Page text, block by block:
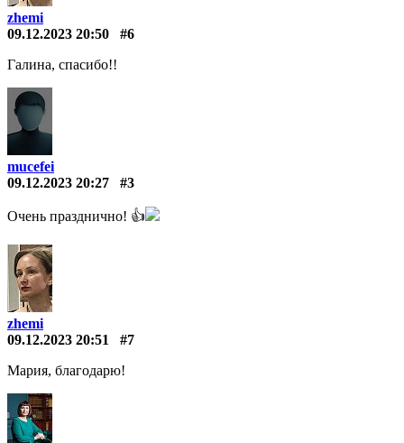
zhemi
09.12.2023 20:50
#6
Галина, спасибо!!
mucefei
09.12.2023 20:27
#3
Очень празднично! 👍
zhemi
09.12.2023 20:51
#7
Мария, благодарю!